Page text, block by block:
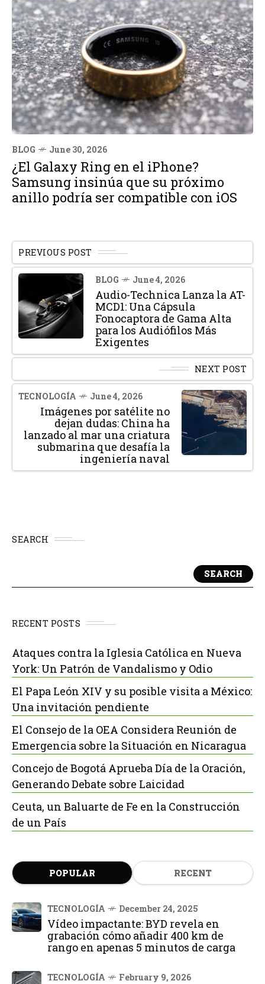
BLOG June 30, 2026
¿El Galaxy Ring en el iPhone?
Samsung insinúa que su próximo
anillo podría ser compatible con iOS
PREVIOUS POST
BLOG June 4, 2026
Audio-Technica Lanza la AT-
MCD1: Una Cápsula
Fonocaptora de Gama Alta
para los Audiófilos Más
Exigentes
NEXT POST
TECNOLOGÍA June 4, 2026
Imágenes por satélite no
dejan dudas: China ha
lanzado al mar una criatura
submarina que desafía la
ingeniería naval
SEARCH
SEARCH
RECENT POSTS
Ataques contra la Iglesia Católica en Nueva
York: Un Patrón de Vandalismo y Odio
El Papa León XIV y su posible visita a México:
Una invitación pendiente
El Consejo de la OEA Considera Reunión de
Emergencia sobre la Situación en Nicaragua
Concejo de Bogotá Aprueba Día de la Oración,
Generando Debate sobre Laicidad
Ceuta, un Baluarte de Fe en la Construcción
de un País
POPULAR RECENT
TECNOLOGÍA December 24, 2025
Vídeo impactante: BYD revela en
grabación cómo añadir 400 km de
rango en apenas 5 minutos de carga
TECNOLOGÍA February 9, 2026